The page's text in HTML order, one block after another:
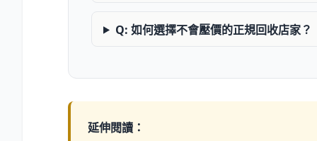
Q: 如何選擇不會壓價的正規回收店家？
延伸閱讀：